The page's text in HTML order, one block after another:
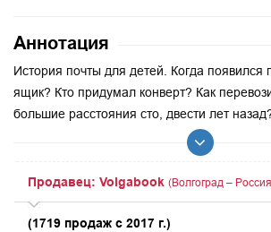
Аннотация
История почты для детей. Когда появился
ящик? Кто придумал конверт? Как
большие расстояния сто, двести лет
Продавец: Volgabook (Волгоград –
(1719 продаж с 2017 г.)